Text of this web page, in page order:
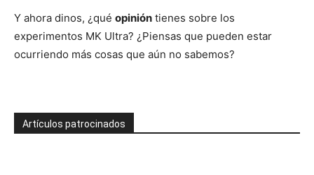
Y ahora dinos, ¿qué opinión tienes sobre los
experimentos MK Ultra? ¿Piensas que pueden estar
ocurriendo más cosas que aún no sabemos?
Artículos patrocinados